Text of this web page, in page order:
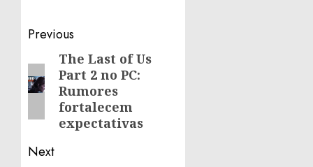
Post
navigation
Previous
Previous
post:
The Last of Us
Part 2 no PC:
Rumores
fortalecem
expectativas
Next